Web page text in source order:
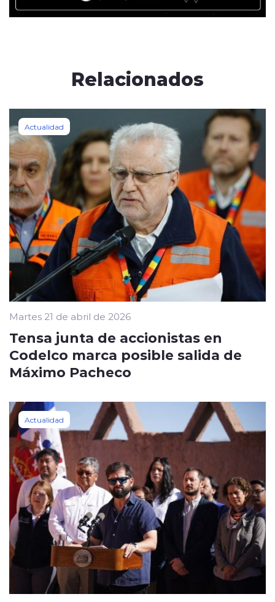
Relacionados
Actualidad
Martes 21 de abril de 2026
Tensa junta de accionistas en
Codelco marca posible salida de
Máximo Pacheco
Actualidad